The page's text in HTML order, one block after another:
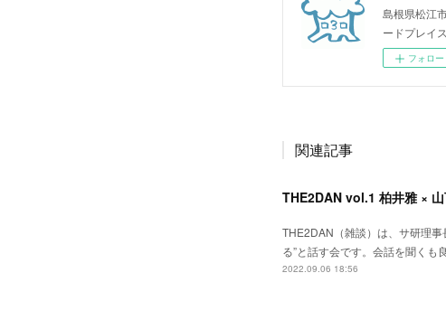
島根県松江
ードプレイ
フォロー
関連記事
THE2DAN vol.1 柏井雅 ×
THE2DAN（雑談）は、サ研理
る”と話す会です。会話を聞く
2022.09.06 18:56